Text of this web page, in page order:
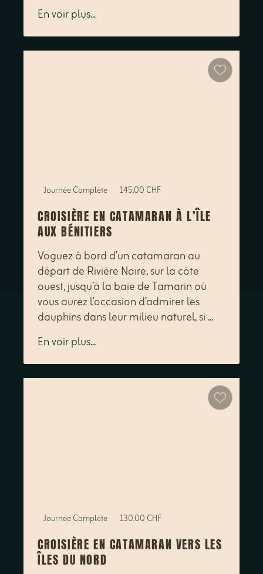
En voir plus...
Journée Complète 145.00 CHF
CROISIÈRE EN CATAMARAN À L’ÎLE
AUX BÉNITIERS
Voguez à bord d’un catamaran au
départ de Rivière Noire, sur la côte
ouest, jusqu’à la baie de Tamarin où
vous aurez l’occasion d’admirer les
dauphins dans leur milieu naturel, si ...
En voir plus...
Journée Complète 130.00 CHF
CROISIÈRE EN CATAMARAN VERS LES
ÎLES DU NORD